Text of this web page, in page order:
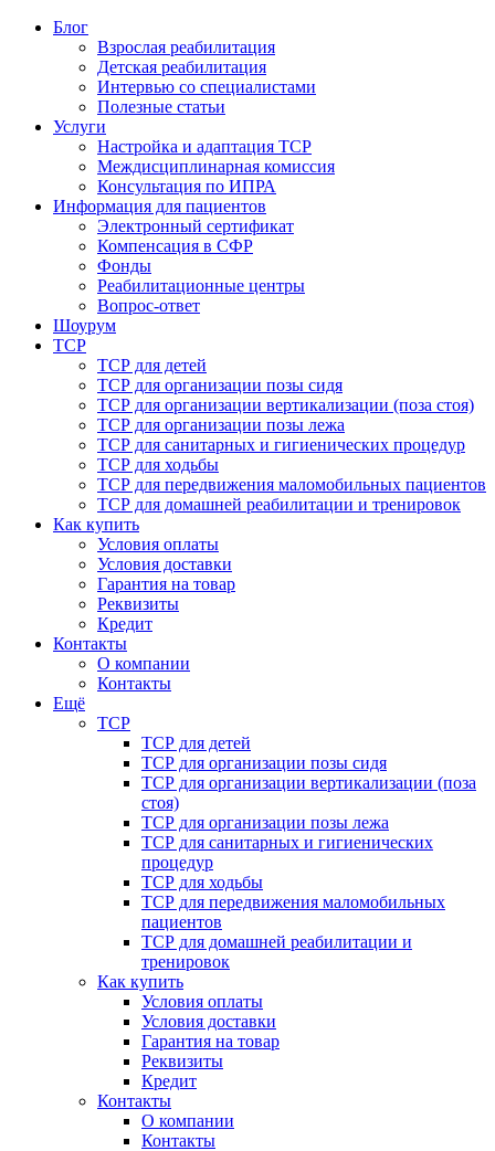
Блог
Взрослая реабилитация
Детская реабилитация
Интервью со специалистами
Полезные статьи
Услуги
Настройка и адаптация ТСР
Междисциплинарная комиссия
Консультация по ИПРА
Информация для пациентов
Электронный сертификат
Компенсация в СФР
Фонды
Реабилитационные центры
Вопрос-ответ
Шоурум
ТСР
ТСР для детей
ТСР для организации позы сидя
ТСР для организации вертикализации (поза стоя)
ТСР для организации позы лежа
ТСР для санитарных и гигиенических процедур
ТСР для ходьбы
ТСР для передвижения маломобильных пациентов
ТСР для домашней реабилитации и тренировок
Как купить
Условия оплаты
Условия доставки
Гарантия на товар
Реквизиты
Кредит
Контакты
О компании
Контакты
Ещё
ТСР
ТСР для детей
ТСР для организации позы сидя
ТСР для организации вертикализации (поза
стоя)
ТСР для организации позы лежа
ТСР для санитарных и гигиенических
процедур
ТСР для ходьбы
ТСР для передвижения маломобильных
пациентов
ТСР для домашней реабилитации и
тренировок
Как купить
Условия оплаты
Условия доставки
Гарантия на товар
Реквизиты
Кредит
Контакты
О компании
Контакты